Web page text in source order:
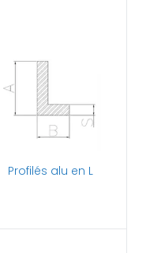
Profilés alu en L